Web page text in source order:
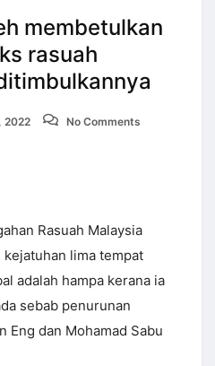
membetulkan
rasuah
2022 No Comments
Rasuah Malaysia
kejatuhan lima tempat
adalah hampa kerana ia
sebab penurunan
Eng dan Mohamad Sabu